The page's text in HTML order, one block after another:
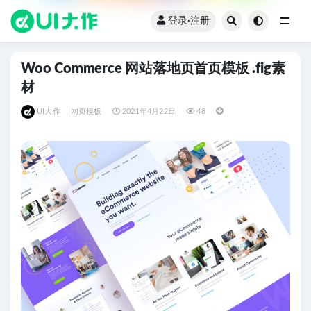
登录·注册
Woo Commerce 网站落地页首页模板 .fig素
材
UI大作 网页模板 2021年4月22日 48